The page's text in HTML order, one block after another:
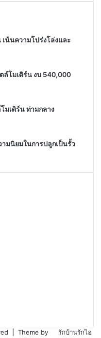
น้นความโปร่งโล่งและ
ล์โมเดิร์น งบ 540,000
มเดิร์น ท่ามกลาง
ามนิยมในการปลูกเป็นรั้ว
| Theme by รักบ้านรักไอ